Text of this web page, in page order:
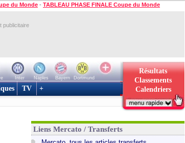
du Monde - TABLEAU PHASE FINALE Coupe du Monde
publicitaire
Inter Naples Bayern
Dortmund
Résultats
Classements
Calendriers
TV +
Liens Mercato / Transferts